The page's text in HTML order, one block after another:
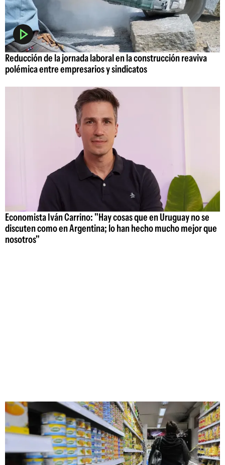
Reducción de la jornada laboral en la construcción reaviva
polémica entre empresarios y sindicatos
Economista Iván Carrino: "Hay cosas que en Uruguay no se
discuten como en Argentina; lo han hecho mucho mejor que
nosotros"